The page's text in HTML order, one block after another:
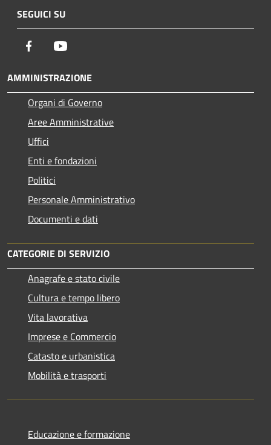
SEGUICI SU
Facebook
AMMINISTRAZIONE
Organi di Governo
Aree Amministrative
Uffici
Enti e fondazioni
Politici
Personale Amministrativo
Documenti e dati
CATEGORIE DI SERVIZIO
Anagrafe e stato civile
Cultura e tempo libero
Vita lavorativa
Imprese e Commercio
Catasto e urbanistica
Mobilità e trasporti
Educazione e formazione